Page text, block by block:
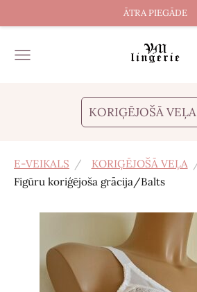
ĀTRA PIEGĀDE
KORIĢĒJOŠĀ VEĻA
E-VEIKALS
KORIĢĒJOŠĀ VEĻA
Figūru koriģējoša grācija/Balts